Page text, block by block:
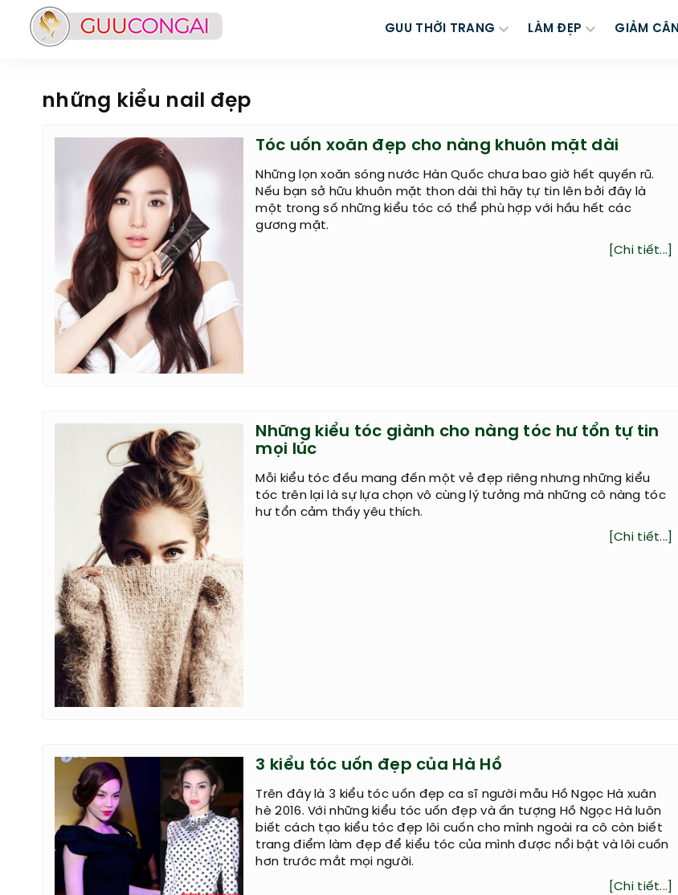
GUU THỜI TRANG LÀM ĐẸP GIẢM CÂN
những kiểu nail đẹp
Tóc uốn xoăn đẹp cho nàng khuôn mặt dài
Những lọn xoăn sóng nước Hàn Quốc chưa bao giờ hết quyến rũ.
Nếu bạn sở hữu khuôn mặt thon dài thì hãy tự tin lên bởi đây là
một trong số những kiểu tóc có thể phù hợp với hầu hết các
gương mặt.
[Chi tiết...]
Những kiểu tóc giành cho nàng tóc hư tổn tự tin
mọi lúc
Mỗi kiểu tóc đều mang đến một vẻ đẹp riêng nhưng những kiểu
tóc trên lại là sự lựa chọn vô cùng lý tưởng mà những cô nàng tóc
hư tổn cảm thấy yêu thích.
[Chi tiết...]
3 kiểu tóc uốn đẹp của Hà Hồ
Trên đây là 3 kiểu tóc uốn đẹp ca sĩ người mẫu Hồ Ngọc Hà xuân
hè 2016. Với những kiểu tóc uốn đẹp và ấn tượng Hồ Ngọc Hà luôn
biết cách tạo kiểu tóc đẹp lôi cuốn cho mình ngoài ra cô còn biết
trang điểm làm đẹp để kiểu tóc của mình được nổi bật và lôi cuốn
hơn trước mắt mọi người.
[Chi tiết...]